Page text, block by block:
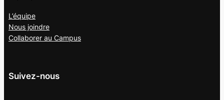
L’équipe
Nous joindre
Collaborer au Campus
Suivez-nous